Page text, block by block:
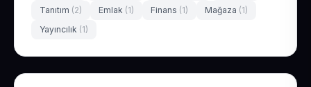
Tanıtım (2) Emlak (1) Finans (1) Mağaza (1)
Yayıncılık (1)